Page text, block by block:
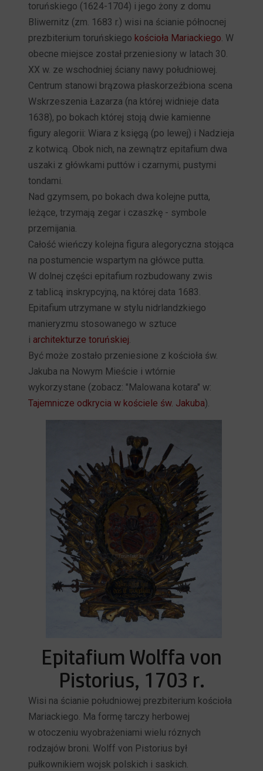
toruńskiego (1624-1704) i jego żony z domu
Bliwernitz (zm. 1683 r.) wisi na ścianie północnej
prezbiterium toruńskiego kościoła Mariackiego. W
obecne miejsce został przeniesiony w latach 30.
XX w. ze wschodniej ściany nawy południowej.
Centrum stanowi brązowa płaskorzeźbiona scena
Wskrzeszenia Łazarza (na której widnieje data
1638), po bokach której stoją dwie kamienne
figury alegorii: Wiara z księgą (po lewej) i Nadzieja
z kotwicą. Obok nich, na zewnątrz epitafium dwa
uszaki z główkami puttów i czarnymi, pustymi
tondami.
Nad gzymsem, po bokach dwa kolejne putta,
leżące, trzymają zegar i czaszkę - symbole
przemijania.
Całość wieńczy kolejna figura alegoryczna stojąca
na postumencie wspartym na główce putta.
W dolnej części epitafium rozbudowany zwis
z tablicą inskrypcyjną, na której data 1683.
Epitafium utrzymane w stylu nidrlandzkiego
manieryzmu stosowanego w sztuce
i architekturze toruńskiej.
Być może zostało przeniesione z kościoła św.
Jakuba na Nowym Mieście i wtórnie
wykorzystane (zobacz: "Malowana kotara" w:
Tajemnicze odkrycia w kościele św. Jakuba).
Epitafium Wolffa von
Pistorius, 1703 r.
Wisi na ścianie południowej prezbiterium kościoła
Mariackiego. Ma formę tarczy herbowej
w otoczeniu wyobrażeniami wielu róznych
rodzajów broni. Wolff von Pistorius był
pułkownikiem wojsk polskich i saskich.